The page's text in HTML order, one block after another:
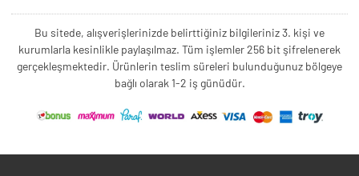
Bu sitede, alışverişlerinizde belirttiğiniz bilgileriniz 3. kişi ve
kurumlarla kesinlikle paylaşılmaz. Tüm işlemler 256 bit şifrelenerek
gerçekleşmektedir. Ürünlerin teslim süreleri bulunduğunuz bölgeye
bağlı olarak 1-2 iş günüdür.